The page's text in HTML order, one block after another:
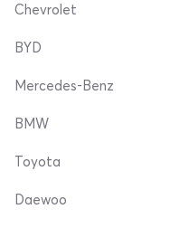
Chevrolet
BYD
Mercedes-Benz
BMW
Toyota
Daewoo